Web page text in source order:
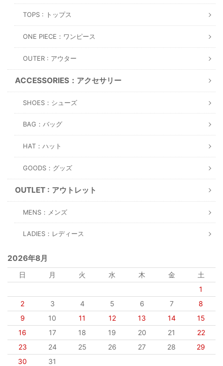
TOPS : トップス
ONE PIECE：ワンピース
OUTER : アウター
ACCESSORIES：アクセサリー
SHOES：シューズ
BAG：バッグ
HAT：ハット
GOODS：グッズ
OUTLET : アウトレット
MENS：メンズ
LADIES：レディース
2026年8月
日 月 火 水 木 金
土
1
2
3 4 5 6 7
8
9
10 11 12 13 14
15
16
17 18 19 20 21
22
23
24 25 26 27 28
29
30
31